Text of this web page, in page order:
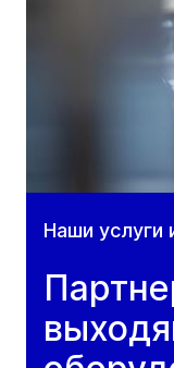
Наши